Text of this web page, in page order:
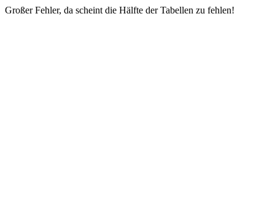
Großer Fehler, da scheint die Hälfte der Tabellen zu fehlen!